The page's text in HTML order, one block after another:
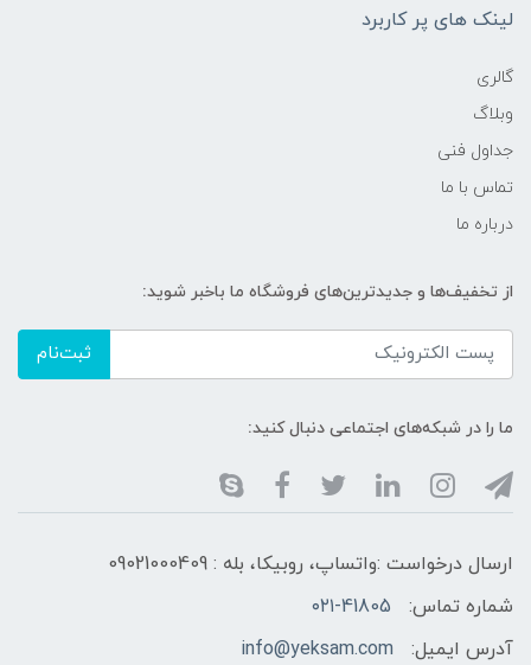
لینک های پر کاربرد
گالری
وبلاگ
جداول فنی
تماس با ما
درباره ما
از تخفیف‌ها و جدیدترین‌های فروشگاه ما باخبر شوید:
ثبت‌نام
ما را در شبکه‌های اجتماعی دنبال کنید:
ارسال درخواست :واتساپ، روبیکا، بله : 09021000409
شماره تماس:
۰۲۱-41805
آدرس ایمیل:
info@yeksam.com